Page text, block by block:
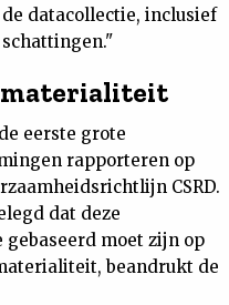
datacollectie, inclusief
materialiteit
eerste grote
rapporteren op
CSRD.
dat deze
moet zijn op
beandrukt de